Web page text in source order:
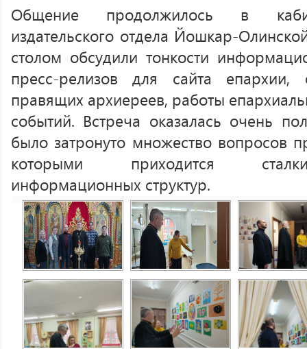
Общение продолжилось в
издательского отдела Йошкар-
столом обсудили тонкости
пресс-релизов для сайта епархии,
правящих архиереев, работы
событий. Встреча оказалась очень
было затронуто множество вопросов
которыми приходится
информационных структур.